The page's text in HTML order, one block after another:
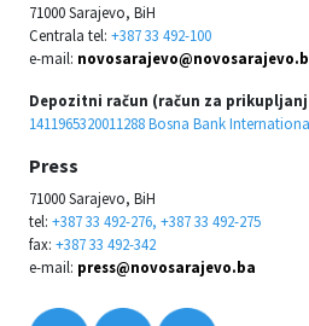
71000 Sarajevo, BiH
Centrala tel: +387 33 492-100
e-mail:
Depozitni račun (račun za
1411965320011288 Bosna Bank
Press
71000 Sarajevo, BiH
tel: +387 33 492-276, +387 33 492-275
fax: +387 33 492-342
e-mail: press@novosarajevo.ba